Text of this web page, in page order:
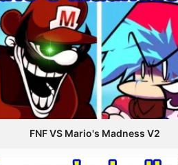
FNF VS Mario's Madness V2